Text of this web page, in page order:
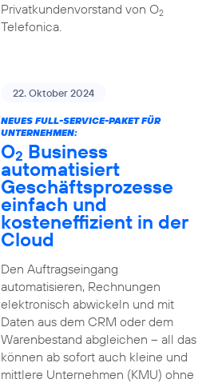
Privatkundenvorstand von O2
Telefonica.
22. Oktober 2024
NEUES FULL-SERVICE-PAKET FÜR
UNTERNEHMEN:
O2 Business
automatisiert
Geschäftsprozesse
einfach und
kosteneffizient in der
Cloud
Den Auftragseingang
automatisieren, Rechnungen
elektronisch abwickeln und mit
Daten aus dem CRM oder dem
Warenbestand abgleichen – all das
können ab sofort auch kleine und
mittlere Unternehmen (KMU) ohne